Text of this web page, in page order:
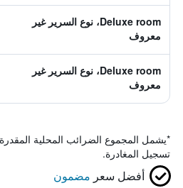
Deluxe room، نوع السرير غير
معروف
Deluxe room، نوع السرير غير
معروف
*يشمل المجموع الضرائب المحلية
تسجيل المغادرة.
أفضل سعر مضمون